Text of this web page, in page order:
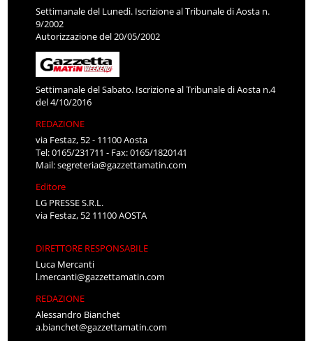
Settimanale del Lunedì. Iscrizione al Tribunale di Aosta n.
9/2002
Autorizzazione del 20/05/2002
Settimanale del Sabato. Iscrizione al Tribunale di Aosta n.4
del 4/10/2016
REDAZIONE
via Festaz, 52 - 11100 Aosta
Tel: 0165/231711 - Fax: 0165/1820141
Mail:segreteria@gazzettamatin.com
Editore
LG PRESSE S.R.L.
via Festaz, 52 11100 AOSTA
DIRETTORE RESPONSABILE
Luca Mercanti
l.mercanti@gazzettamatin.com
REDAZIONE
Alessandro Bianchet
a.bianchet@gazzettamatin.com